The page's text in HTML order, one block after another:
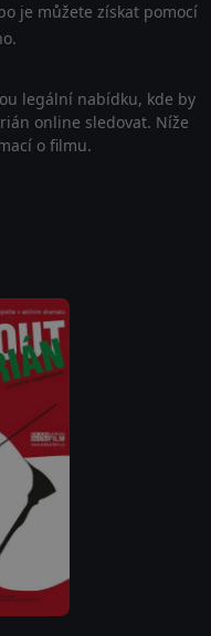
je můžete získat pomocí
legální nabídku, kde by
online sledovat. Níže
o filmu.